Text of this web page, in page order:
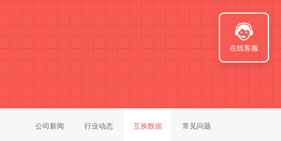
公司新闻 行业动态 互换数据 常见问题
在线客服